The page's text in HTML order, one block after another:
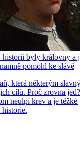
byly královny a
pomohl ke slávě
která některým
cílů. Proč zrovna
neulpí krev a je
historie.